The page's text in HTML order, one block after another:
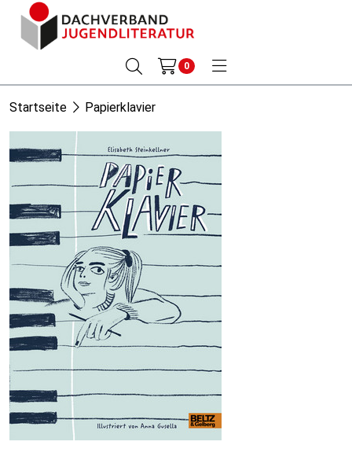
0
Startseite Papierklavier